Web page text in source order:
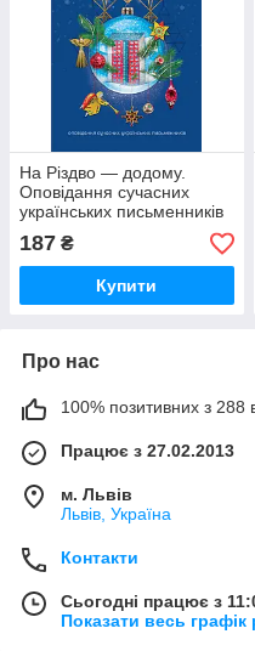
На Різдво — додому.
Оповідання сучасних
українських письменників
187 ₴
Купити
Про нас
100% позитивних з 288
Працює з 27.02.2013
м. Львів
Львів, Україна
Контакти
Сьогодні працює з
Показати весь графік